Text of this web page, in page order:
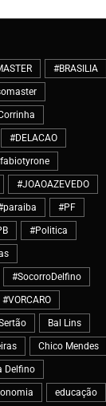
#BRASILIA
#DELACAO
#JOAOAZEVEDO
#PF
#Politica
#SocorroDelfino
#VORCARO
Bal Lins
Chico Mendes
Delfino
educação